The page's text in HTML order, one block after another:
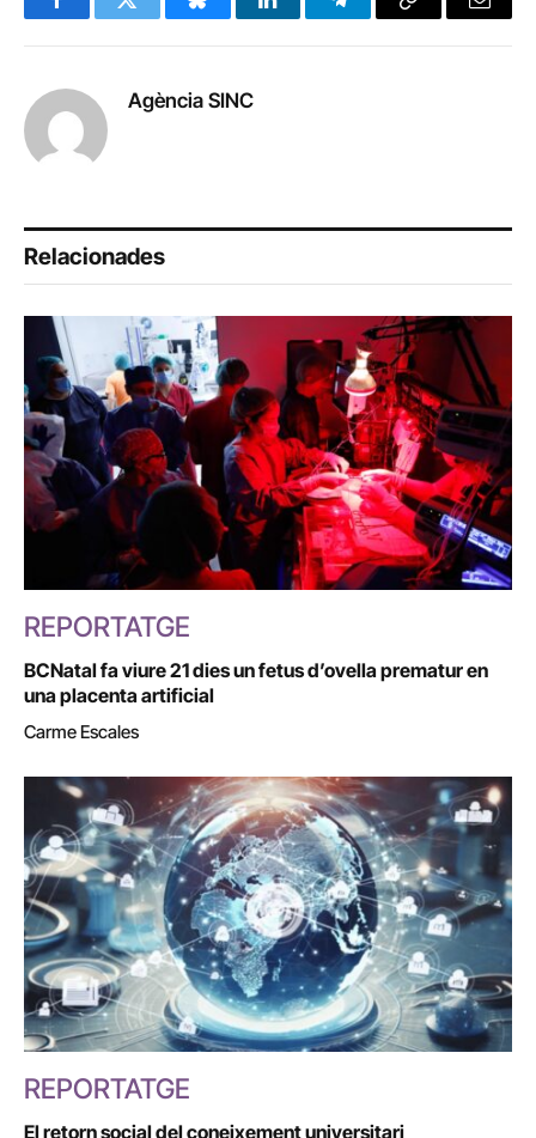
FacebookTwitter BlueskyLinkedInTelegramCopy
Email
Agència SINC
Relacionades
REPORTATGE
BCNatal fa viure 21 dies un fetus d’ovella prematur en
una placenta artificial
Carme Escales
REPORTATGE
El retorn social del coneixement universitari